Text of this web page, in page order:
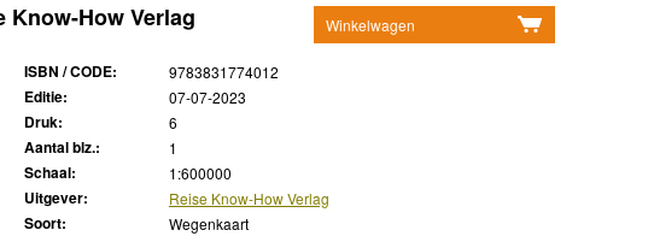
Winkelwagen
Know-How Verlag
ISBN / CODE: 9783831774012
Editie: 07-07-2023
Druk: 6
Aantal blz.: 1
Schaal: 1:600000
Uitgever: Reise Know-How Verlag
Soort: Wegenkaart